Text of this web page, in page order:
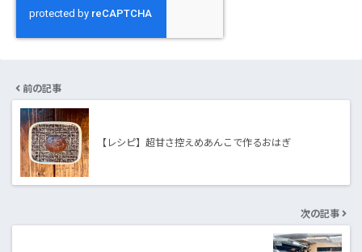
前の記事
【レシピ】超甘さ控えめあんこで作るおはぎ
次の記事